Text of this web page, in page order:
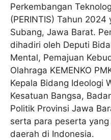
Perkembangan
(PERINTIS) Tahun
Subang, Jawa Barat.
dihadiri oleh Deputi
Mental, Pemajuan
Olahraga KEMENKO
Kepala Bidang Ideologi
Kesatuan Bangsa,
Politik Provinsi Jawa
serta para peserta
daerah di Indonesia.